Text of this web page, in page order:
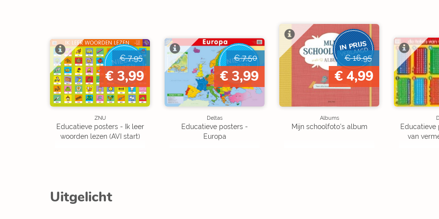
NIEUW
BINNEN
€ 7,95
€ 3,99
ZNU
Educatieve posters - Ik leer
woorden lezen (AVI start)
NIEUW
BINNEN
€ 7,50
€ 3,99
Deltas
Educatieve posters -
Europa
IN PRIJS
VERLAAGD
€ 16,95
€ 4,99
Albums
Mijn schoolfoto's album
Educatieve
van
Uitgelicht